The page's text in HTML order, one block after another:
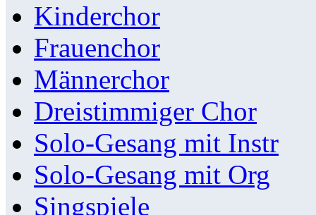
Kinderchor
Frauenchor
Männerchor
Dreistimmiger Chor
Solo-Gesang mit Instr
Solo-Gesang mit Org
Singspiele